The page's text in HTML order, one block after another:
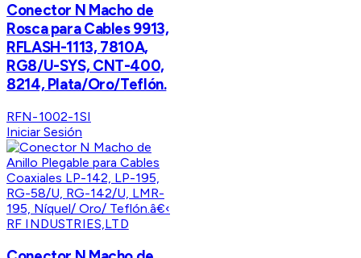
Conector N Macho de
Rosca para Cables 9913,
RFLASH-1113, 7810A,
RG8/U-SYS, CNT-400,
8214, Plata/Oro/Teflón.
RFN-1002-1SI
Iniciar Sesión
RF INDUSTRIES,LTD